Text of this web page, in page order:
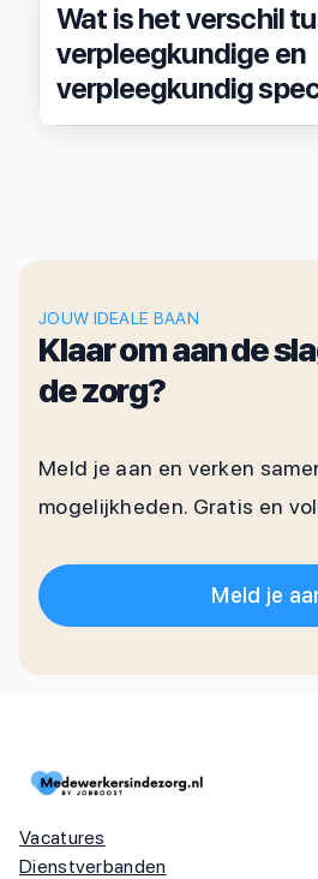
Wat is het verschil
verpleegkundige en
verpleegkundig
JOUW IDEALE BAAN
Klaar om aan de
de zorg?
Meld je aan en verken
mogelijkheden. Gratis en
Meld je
Vacatures
Dienstverbanden